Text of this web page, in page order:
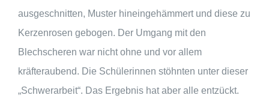
ausgeschnitten, Muster hineingehämmert und diese zu
Kerzenrosen gebogen. Der Umgang mit den
Blechscheren war nicht ohne und vor allem
kräfteraubend. Die Schülerinnen stöhnten unter dieser
„Schwerarbeit“. Das Ergebnis hat aber alle entzückt.